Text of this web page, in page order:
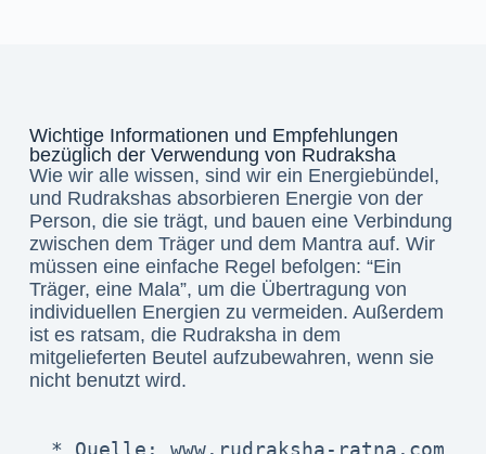
Wichtige Informationen und Empfehlungen
bezüglich der Verwendung von Rudraksha
Wie wir alle wissen, sind wir ein Energiebündel,
und Rudrakshas absorbieren Energie von der
Person, die sie trägt, und bauen eine Verbindung
zwischen dem Träger und dem Mantra auf. Wir
müssen eine einfache Regel befolgen: “Ein
Träger, eine Mala”, um die Übertragung von
individuellen Energien zu vermeiden. Außerdem
ist es ratsam, die Rudraksha in dem
mitgelieferten Beutel aufzubewahren, wenn sie
nicht benutzt wird.
* Quelle: www.rudraksha-ratna.com